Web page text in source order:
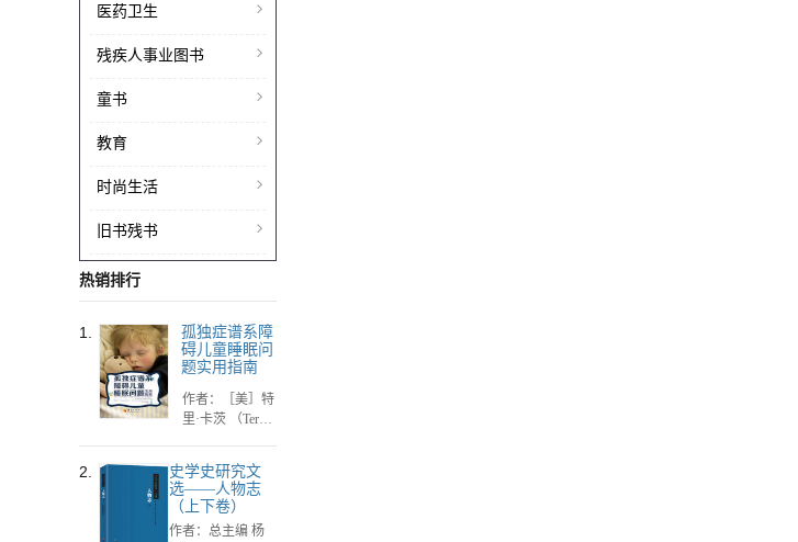
医药卫生
残疾人事业图书
童书
教育
时尚生活
旧书残书
热销排行
1.
孤独症谱系障
碍儿童睡眠问
题实用指南
作者：［美］特
里·卡茨 （Terry
h Malow）
2.
史学史研究文
选——人物志
（上下卷）
作者：总主编 杨